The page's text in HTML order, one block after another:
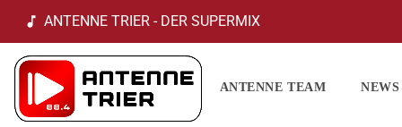
music_note ANTENNE TRIER - DER SUPERMIX
ANTENNE TEAM NEWS